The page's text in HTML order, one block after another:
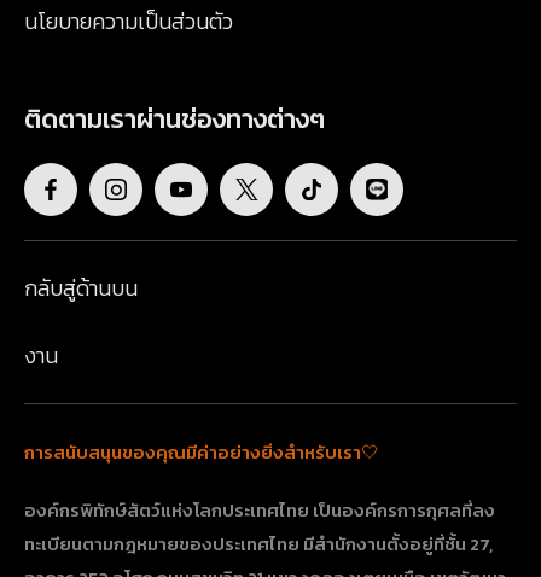
นโยบายความเป็นส่วนตัว
ติดตามเราผ่านช่องทางต่างๆ
กลับสู่ด้านบน
งาน
การสนับสนุนของคุณมีค่าอย่างยิ่งสำหรับเรา🤍
องค์กรพิทักษ์สัตว์แห่งโลกประเทศไทย เป็นองค์กรการกุศลที่ลง
ทะเบียนตามกฎหมายของประเทศไทย มีสำนักงานตั้งอยู่ที่ชั้น 27,